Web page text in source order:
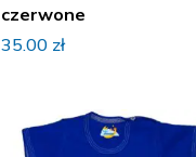
czerwone
35.00 zł